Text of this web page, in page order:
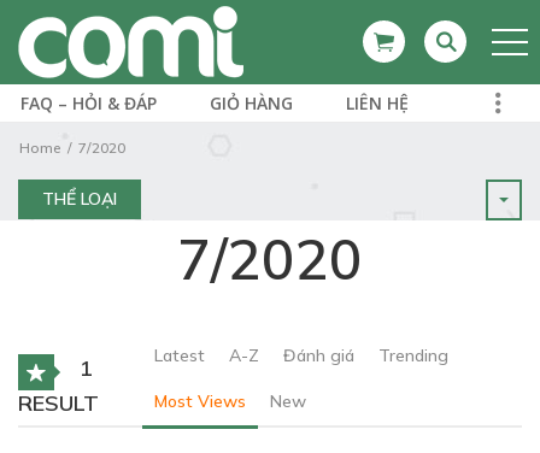
FAQ – HỎI & ĐÁP GIỎ HÀNG LIÊN HỆ
Home 7/2020
THỂ LOẠI
7/2020
1
RESULT
Latest A-Z Đánh giá Trending
Most Views New